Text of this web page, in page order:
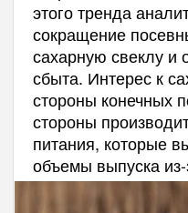
этого тренда
сокращение
сахарную свеклу и
сбыта. Интерес к
стороны конечных
стороны
питания, которые
объемы выпуска